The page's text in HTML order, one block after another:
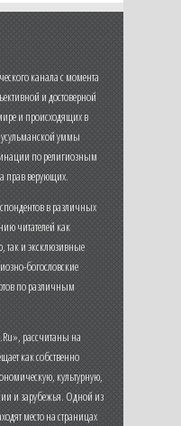
канала с момента
и достоверной
и происходящих в
уммы
по религиозным
прав верующих.
в различных
читателей как
так и эксклюзивные
богословские
по различным
рассчитаны на
как собственно
культурную,
и зарубежья. Одной из
место на страницах